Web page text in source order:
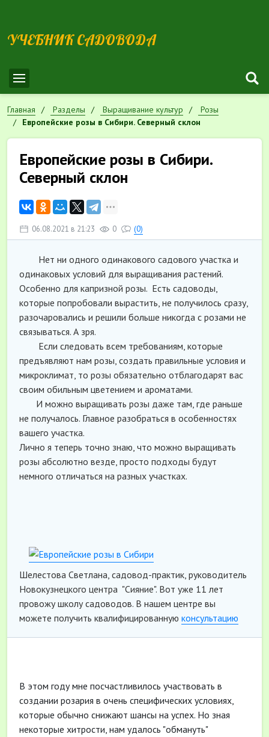
УЧЕБНИК САДОВОДА
Главная Разделы Выращивание культур
Розы
Европейские розы в Сибири. Северный склон
Европейские розы в Сибири.
Северный склон
06.08.2021 в 21:23 0 (0)
Нет ни одного одинакового садового участка и
одинаковых условий для выращивания растений.
Особенно для капризной розы. Есть садоводы,
которые попробовали вырастить, не получилось сразу,
разочаровались и решили больше никогда с розами не
связываться. А зря.
Если следовать всем требованиям, которые
предъявляют нам розы, создать правильные условия и
микроклимат, то розы обязательно отблагодарят вас
своим обильным цветением и ароматами.
И можно выращивать розы даже там, где раньше
не получалось. Главное разобраться в особенностях
вашего участка.
Лично я теперь точно знаю, что можно выращивать
розы абсолютно везде, просто подходы будут
немного отличаться на разных участках.
Шелестова Светлана, садовод-практик, руководитель
Новокузнецкого центра "Сияние". Вот уже 11 лет
провожу школу садоводов. В нашем центре вы
можете получить квалифицированную консультацию
В этом году мне посчастливилось участвовать в
создании розария в очень специфических условиях,
которые обычно снижают шансы на успех. Но зная
некоторые хитрости, нам удалось "обмануть"